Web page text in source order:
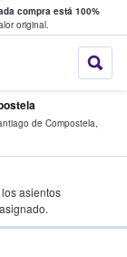
compra está 100%
original.
donde
de Compostela,
asientos